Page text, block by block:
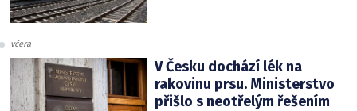
včera
V Česku dochází lék na
rakovinu prsu. Ministerstvo
přišlo s neotřelým řešením